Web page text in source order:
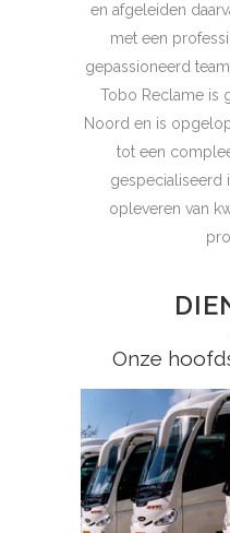
en afgeleiden
met een
gepassioneerd
Tobo Reclame is
Noord en is
tot een
gespecialiseerd
opleveren van
Onze